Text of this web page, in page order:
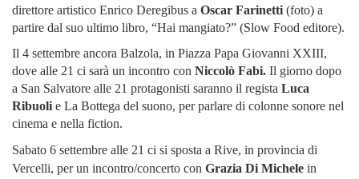
direttore artistico Enrico Deregibus a Oscar Farinetti (foto) a
partire dal suo ultimo libro, “Hai mangiato?” (Slow Food editore).
Il 4 settembre ancora Balzola, in Piazza Papa Giovanni XXIII,
dove alle 21 ci sarà un incontro con Niccolò Fabi. Il giorno dopo
a San Salvatore alle 21 protagonisti saranno il regista Luca
Ribuoli e La Bottega del suono, per parlare di colonne sonore nel
cinema e nella fiction.
Sabato 6 settembre alle 21 ci si sposta a Rive, in provincia di
Vercelli, per un incontro/concerto con Grazia Di Michele in